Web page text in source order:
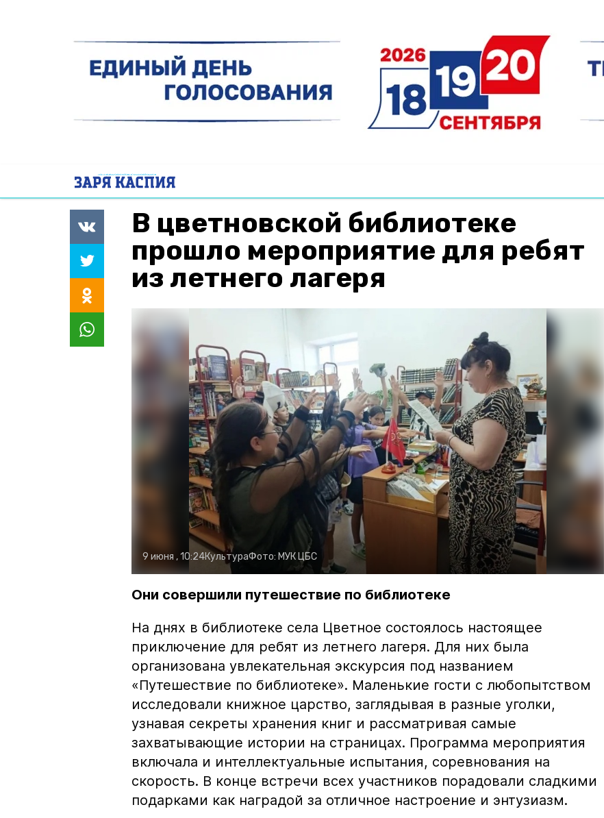
В цветновской библиотеке
прошло мероприятие для ребят
из летнего лагеря
9 июня , 10:24КультураФото: МУК ЦБС
Они совершили путешествие по библиотеке
На днях в библиотеке села Цветное состоялось настоящее
приключение для ребят из летнего лагеря. Для них была
организована увлекательная экскурсия под названием
«Путешествие по библиотеке». Маленькие гости с любопытством
исследовали книжное царство, заглядывая в разные уголки,
узнавая секреты хранения книг и рассматривая самые
захватывающие истории на страницах. Программа мероприятия
включала и интеллектуальные испытания, соревнования на
скорость. В конце встречи всех участников порадовали сладкими
подарками как наградой за отличное настроение и энтузиазм.